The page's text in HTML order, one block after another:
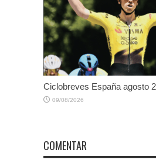
Ciclobreves España agosto
09/08/2026
COMENTAR